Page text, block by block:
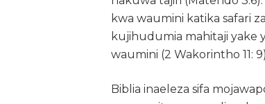
kwa waumini katika safari
kujihudumia mahitaji yake
waumini (2 Wakorintho 11:
Biblia inaeleza sifa